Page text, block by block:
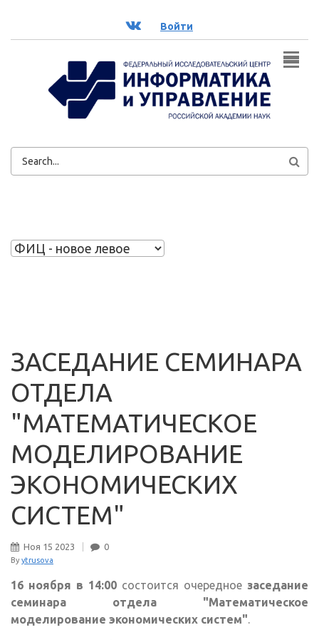
ВК Войти
ФОРМА
ЗАСЕДАНИЕ СЕМИНАРА
ОТДЕЛА
"МАТЕМАТИЧЕСКОЕ
МОДЕЛИРОВАНИЕ
ЭКОНОМИЧЕСКИХ
СИСТЕМ"
Ноя 15 2023 0
By ytrusova
16 ноября в 14:00 состоится очередное заседание
семинара отдела "Математическое
моделирование экономических систем".